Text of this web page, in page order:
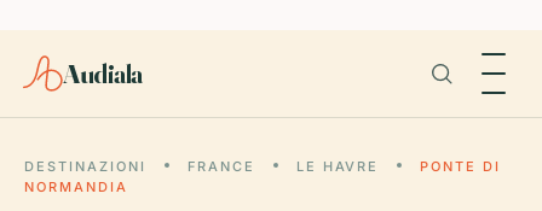
Audiala
DESTINAZIONI FRANCE LE HAVRE
PONTE DI
NORMANDIA